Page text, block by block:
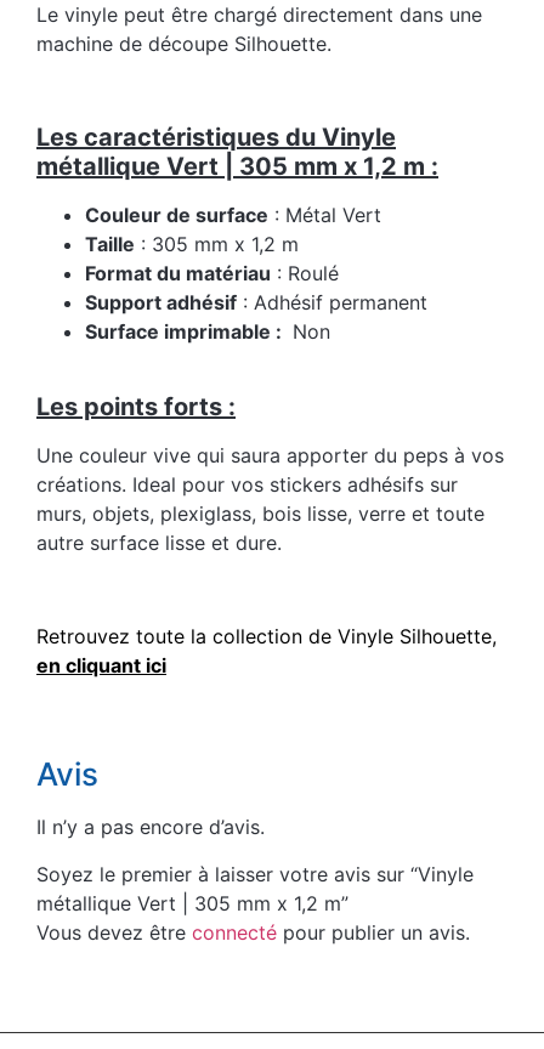
Le vinyle peut être chargé directement dans une
machine de découpe Silhouette.
Les caractéristiques du Vinyle
métallique Vert | 305 mm x 1,2 m :
Couleur de surface : Métal Vert
Taille : 305 mm x 1,2 m
Format du matériau : Roulé
Support adhésif : Adhésif permanent
Surface imprimable : Non
Les points forts :
Une couleur vive qui saura apporter du peps à vos
créations. Ideal pour vos stickers adhésifs sur
murs, objets, plexiglass, bois lisse, verre et toute
autre surface lisse et dure.
Retrouvez toute la collection de Vinyle Silhouette,
en cliquant ici
Avis
Il n’y a pas encore d’avis.
Soyez le premier à laisser votre avis sur “Vinyle
métallique Vert | 305 mm x 1,2 m”
Vous devez être connecté pour publier un avis.